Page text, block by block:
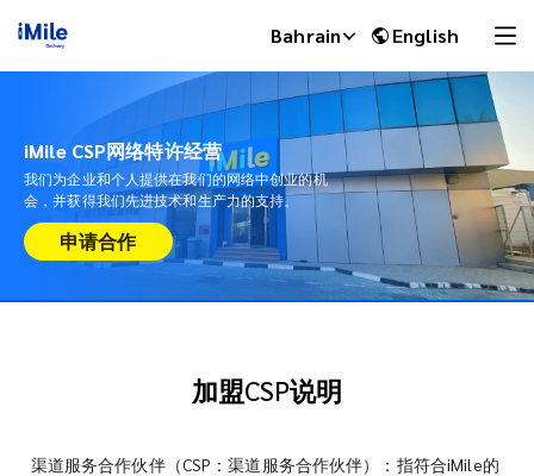
Bahrain English
iMile CSP网络特许经营
我们为企业和个人提供在我们的网络中创业的机
会，并获得我们先进技术和生产力的支持。
申请合作
加盟CSP说明
渠道服务合作伙伴（CSP：渠道服务合作伙伴）：指符合iMile的